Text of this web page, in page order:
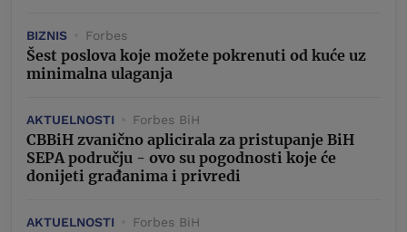
BIZNIS Forbes
Šest poslova koje možete pokrenuti od kuće uz
minimalna ulaganja
AKTUELNOSTI Forbes BiH
CBBiH zvanično aplicirala za pristupanje BiH
SEPA području - ovo su pogodnosti koje će
donijeti građanima i privredi
AKTUELNOSTI Forbes BiH